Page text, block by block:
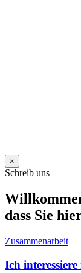
×
Schreib uns
dass Sie
Zusammenarbeit
Ich